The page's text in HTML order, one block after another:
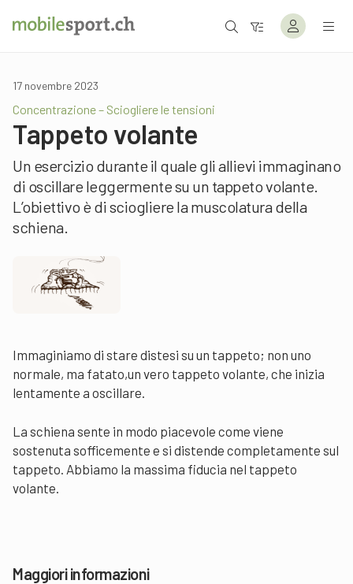
17 novembre 2023
Concentrazione – Sciogliere le tensioni
Tappeto volante
Un esercizio durante il quale gli allievi immaginano
di oscillare leggermente su un tappeto volante.
L’obiettivo è di sciogliere la muscolatura della
schiena.
Immaginiamo di stare distesi su un tappeto; non uno
normale, ma fatato,un vero tappeto volante, che inizia
lentamente a oscillare.
La schiena sente in modo piacevole come viene
sostenuta sofficemente e si distende completamente sul
tappeto. Abbiamo la massima fiducia nel tappeto
volante.
Maggiori informazioni